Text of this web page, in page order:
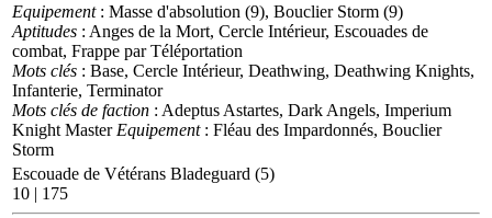
Equipement: Masse d'absolution (9), Bouclier Storm (9)
Aptitudes : Anges de la Mort, Cercle Intérieur, Escouades de
combat, Frappe par Téléportation
Mots clés : Base, Cercle Intérieur, Deathwing, Deathwing Knights,
Infanterie, Terminator
Mots clés de faction : Adeptus Astartes, Dark Angels, Imperium
Knight Master Equipement: Fléau des Impardonnés, Bouclier
Storm
Escouade de Vétérans Bladeguard (5)
10 | 175